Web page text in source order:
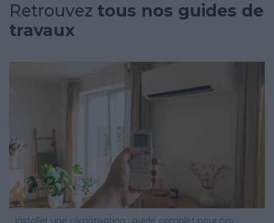
Retrouvez tous nos guides de
travaux
Installer une climatisation : guide complet pour pro